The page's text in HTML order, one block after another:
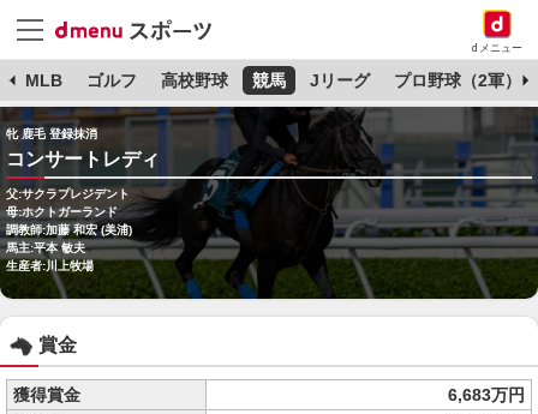
dメニュー
MLB ゴルフ 高校野球 競馬 Jリーグ プロ野球（2軍）
牝 鹿毛 登録抹消
コンサートレディ
父:サクラプレジデント
母:ホクトガーランド
調教師:加藤 和宏 (美浦)
馬主:平本 敏夫
生産者:川上牧場
賞金
獲得賞金
6,683万円